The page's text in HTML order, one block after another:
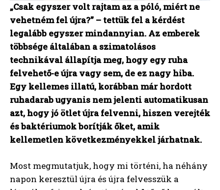
„Csak egyszer volt rajtam az a póló, miért ne
vehetném fel újra?” – tettük fel a kérdést
legalább egyszer mindannyian. Az emberek
többsége általában a szimatolásos
technikával állapítja meg, hogy egy ruha
felvehető-e újra vagy sem, de ez nagy hiba.
Egy kellemes illatú, korábban már hordott
ruhadarab ugyanis nem jelenti automatikusan
azt, hogy jó ötlet újra felvenni, hiszen verejték
és baktériumok borítják őket, amik
kellemetlen következményekkel járhatnak.
Most megmutatjuk, hogy mi történi, ha néhány
napon keresztül újra és újra felvesszük a